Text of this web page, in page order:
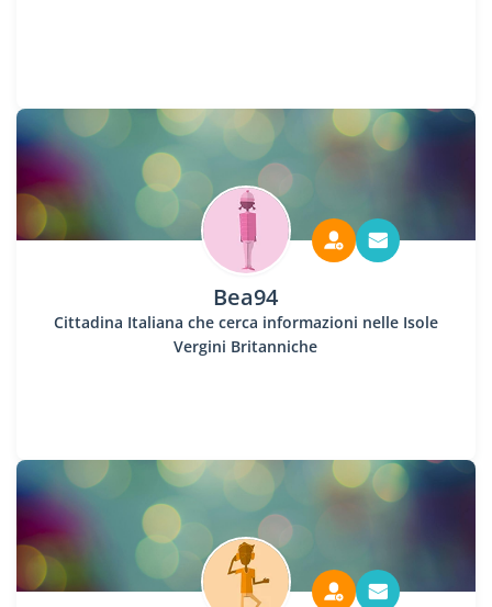
Bea94
Cittadina Italiana che cerca informazioni nelle Isole
Vergini Britanniche